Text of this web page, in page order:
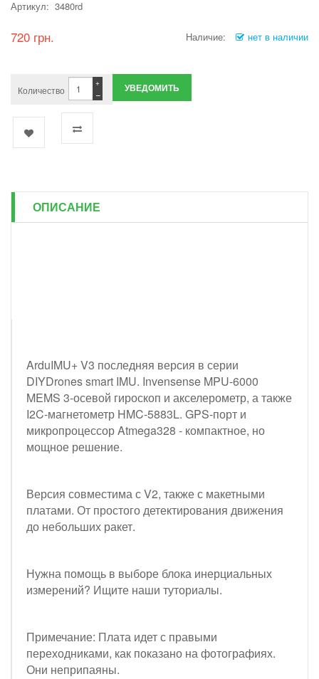
Артикул: 3480rd
720 грн. Наличие: нет в наличии
Количество −
+ УВЕДОМИТЬ
ОПИСАНИЕ
ArduIMU+ V3 последняя версия в серии
DIYDrones smart IMU. Invensense MPU-6000
MEMS 3-осевой гироскоп и акселерометр, а также
I2C-магнетометр HMC-5883L. GPS-порт и
микропроцессор Atmega328 - компактное, но
мощное решение.
Версия совместима с V2, также с макетными
платами. От простого детектирования движения
до небольших ракет.
Нужна помощь в выборе блока инерциальных
измерений? Ищите наши туториалы.
Примечание: Плата идет с правыми
переходниками, как показано на фотографиях.
Они неприпаяны.